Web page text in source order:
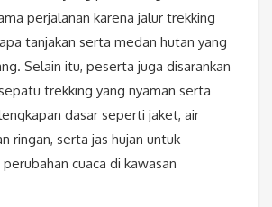
perjalanan karena jalur trekking
tanjakan serta medan hutan yang
Selain itu, peserta juga disarankan
trekking yang nyaman serta
dasar seperti jaket, air
ringan, serta jas hujan untuk
cuaca di kawasan